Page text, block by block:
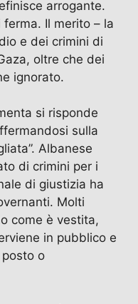
arrogante.
Il merito – la
e dei crimini di
oltre che dei
ignorato.
si risponde
sulla
Albanese
di crimini per i
di giustizia ha
Molti
come è vestita,
in pubblico e
o